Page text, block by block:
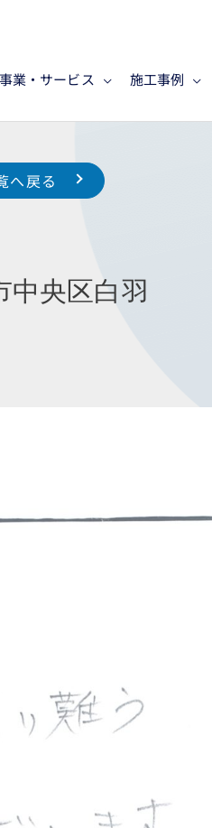
事業・サービス 施工事例
へ戻る
区白羽